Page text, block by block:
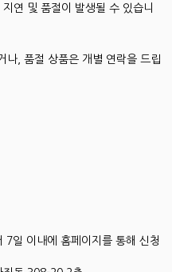
연 및 품절이 발생될 수 있습니
나, 품절 상품은 개별 연락을 드립
7일 이내에 홈페이지를 통해 신청